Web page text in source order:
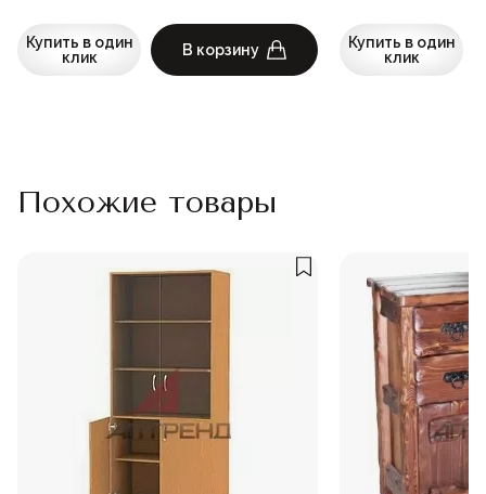
Купить в один
клик
В корзину
Купить в один
клик
Похожие товары